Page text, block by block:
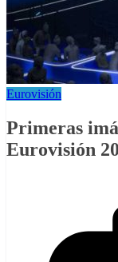
Eurovisión
Primeras
Eurovisión